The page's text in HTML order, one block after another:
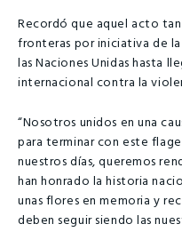
Recordó que aquel acto
fronteras por iniciativa de
las Naciones Unidas hasta
internacional contra la
“Nosotros unidos en una
para terminar con este
nuestros días, queremos
han honrado la historia
unas flores en memoria y
deben seguir siendo las